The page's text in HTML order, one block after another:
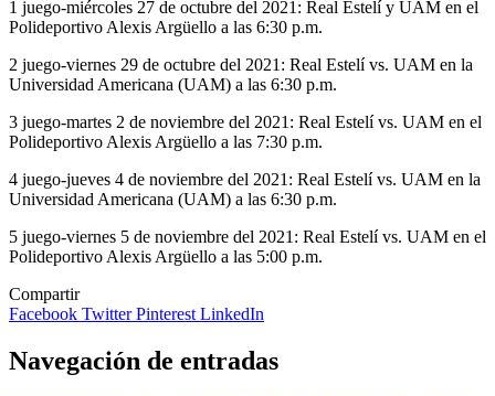
1 juego-miércoles 27 de octubre del 2021: Real Estelí y UAM en el
Polideportivo Alexis Argüello a las 6:30 p.m.
2 juego-viernes 29 de octubre del 2021: Real Estelí vs. UAM en la
Universidad Americana (UAM) a las 6:30 p.m.
3 juego-martes 2 de noviembre del 2021: Real Estelí vs. UAM en el
Polideportivo Alexis Argüello a las 7:30 p.m.
4 juego-jueves 4 de noviembre del 2021: Real Estelí vs. UAM en la
Universidad Americana (UAM) a las 6:30 p.m.
5 juego-viernes 5 de noviembre del 2021: Real Estelí vs. UAM en el
Polideportivo Alexis Argüello a las 5:00 p.m.
Compartir
Facebook TwitterPinterest LinkedIn
Navegación de entradas